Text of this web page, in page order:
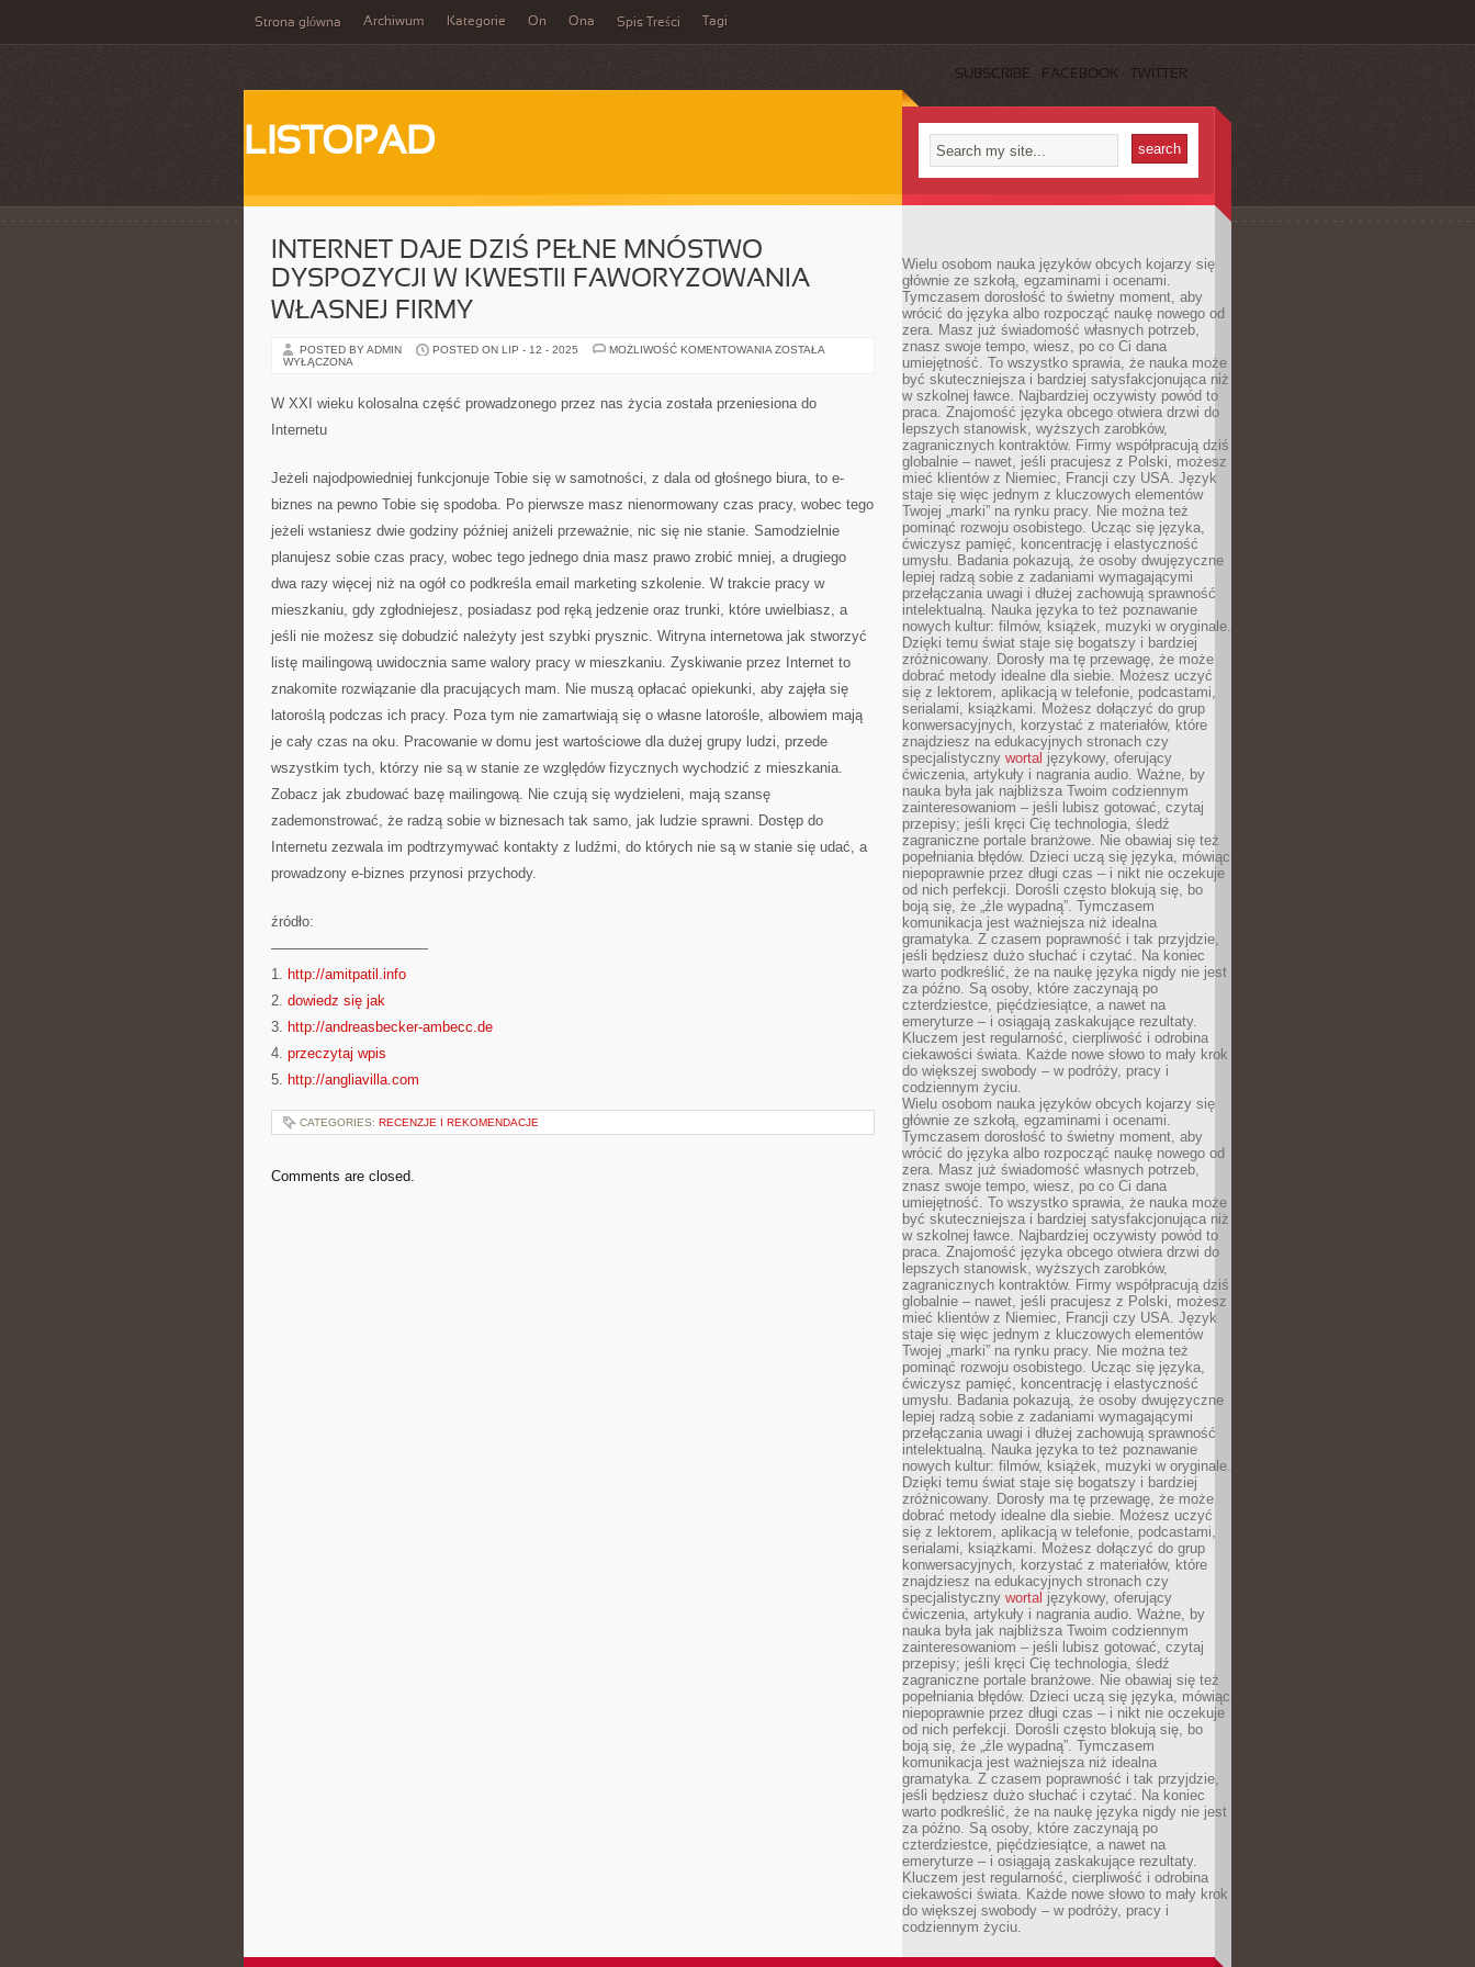
Strona główna Archiwum Kategorie On Ona Spis Treści Tagi
SUBSCRIBE FACEBOOK TWITTER
LISTOPAD
INTERNET DAJE DZIŚ PEŁNE MNÓSTWO
DYSPOZYCJI W KWESTII FAWORYZOWANIA
WŁASNEJ FIRMY
POSTED BY ADMIN POSTED ON LIP - 12 - 2025 MOŻLIWOŚĆ KOMENTOWANIA INTERNET
MNÓSTWO
DYSPOZYCJI
ZOSTAŁA
WYŁĄCZONA
W XXI wieku kolosalna część prowadzonego przez nas życia została przeniesiona do
Internetu
Jeżeli najodpowiedniej funkcjonuje Tobie się w samotności, z dala od głośnego biura, to e-
biznes na pewno Tobie się spodoba. Po pierwsze masz nienormowany czas pracy, wobec tego
jeżeli wstaniesz dwie godziny później aniżeli przeważnie, nic się nie stanie. Samodzielnie
planujesz sobie czas pracy, wobec tego jednego dnia masz prawo zrobić mniej, a drugiego
dwa razy więcej niż na ogół co podkreśla email marketing szkolenie. W trakcie pracy w
mieszkaniu, gdy zgłodniejesz, posiadasz pod ręką jedzenie oraz trunki, które uwielbiasz, a
jeśli nie możesz się dobudzić należyty jest szybki prysznic. Witryna internetowa jak stworzyć
listę mailingową uwidocznia same walory pracy w mieszkaniu. Zyskiwanie przez Internet to
znakomite rozwiązanie dla pracujących mam. Nie muszą opłacać opiekunki, aby zajęła się
latoroślą podczas ich pracy. Poza tym nie zamartwiają się o własne latorośle, albowiem mają
je cały czas na oku. Pracowanie w domu jest wartościowe dla dużej grupy ludzi, przede
wszystkim tych, którzy nie są w stanie ze względów fizycznych wychodzić z mieszkania.
Zobacz jak zbudować bazę mailingową. Nie czują się wydzieleni, mają szansę
zademonstrować, że radzą sobie w biznesach tak samo, jak ludzie sprawni. Dostęp do
Internetu zezwala im podtrzymywać kontakty z ludźmi, do których nie są w stanie się udać, a
prowadzony e-biznes przynosi przychody.
źródło:
———————————
1. http://amitpatil.info
2. dowiedz się jak
3. http://andreasbecker-ambecc.de
4. przeczytaj wpis
5. http://angliavilla.com
CATEGORIES: RECENZJE I REKOMENDACJE
Comments are closed.
Wielu osobom nauka języków obcych kojarzy się
głównie ze szkołą, egzaminami i ocenami.
Tymczasem dorosłość to świetny moment, aby
wrócić do języka albo rozpocząć naukę nowego od
zera. Masz już świadomość własnych potrzeb,
znasz swoje tempo, wiesz, po co Ci dana
umiejętność. To wszystko sprawia, że nauka może
być skuteczniejsza i bardziej satysfakcjonująca niż
w szkolnej ławce. Najbardziej oczywisty powód to
praca. Znajomość języka obcego otwiera drzwi do
lepszych stanowisk, wyższych zarobków,
zagranicznych kontraktów. Firmy współpracują dziś
globalnie – nawet, jeśli pracujesz z Polski, możesz
mieć klientów z Niemiec, Francji czy USA. Język
staje się więc jednym z kluczowych elementów
Twojej „marki” na rynku pracy. Nie można też
pominąć rozwoju osobistego. Ucząc się języka,
ćwiczysz pamięć, koncentrację i elastyczność
umysłu. Badania pokazują, że osoby dwujęzyczne
lepiej radzą sobie z zadaniami wymagającymi
przełączania uwagi i dłużej zachowują sprawność
intelektualną. Nauka języka to też poznawanie
nowych kultur: filmów, książek, muzyki w oryginale.
Dzięki temu świat staje się bogatszy i bardziej
zróżnicowany. Dorosły ma tę przewagę, że może
dobrać metody idealne dla siebie. Możesz uczyć
się z lektorem, aplikacją w telefonie, podcastami,
serialami, książkami. Możesz dołączyć do grup
konwersacyjnych, korzystać z materiałów, które
znajdziesz na edukacyjnych stronach czy
specjalistyczny wortal językowy, oferujący
ćwiczenia, artykuły i nagrania audio. Ważne, by
nauka była jak najbliższa Twoim codziennym
zainteresowaniom – jeśli lubisz gotować, czytaj
przepisy; jeśli kręci Cię technologia, śledź
zagraniczne portale branżowe. Nie obawiaj się też
popełniania błędów. Dzieci uczą się języka, mówiąc
niepoprawnie przez długi czas – i nikt nie oczekuje
od nich perfekcji. Dorośli często blokują się, bo
boją się, że „źle wypadną”. Tymczasem
komunikacja jest ważniejsza niż idealna
gramatyka. Z czasem poprawność i tak przyjdzie,
jeśli będziesz dużo słuchać i czytać. Na koniec
warto podkreślić, że na naukę języka nigdy nie jest
za późno. Są osoby, które zaczynają po
czterdziestce, pięćdziesiątce, a nawet na
emeryturze – i osiągają zaskakujące rezultaty.
Kluczem jest regularność, cierpliwość i odrobina
ciekawości świata. Każde nowe słowo to mały krok
do większej swobody – w podróży, pracy i
codziennym życiu.
Wielu osobom nauka języków obcych kojarzy się
głównie ze szkołą, egzaminami i ocenami.
Tymczasem dorosłość to świetny moment, aby
wrócić do języka albo rozpocząć naukę nowego od
zera. Masz już świadomość własnych potrzeb,
znasz swoje tempo, wiesz, po co Ci dana
umiejętność. To wszystko sprawia, że nauka może
być skuteczniejsza i bardziej satysfakcjonująca niż
w szkolnej ławce. Najbardziej oczywisty powód to
praca. Znajomość języka obcego otwiera drzwi do
lepszych stanowisk, wyższych zarobków,
zagranicznych kontraktów. Firmy współpracują dziś
globalnie – nawet, jeśli pracujesz z Polski, możesz
mieć klientów z Niemiec, Francji czy USA. Język
staje się więc jednym z kluczowych elementów
Twojej „marki” na rynku pracy. Nie można też
pominąć rozwoju osobistego. Ucząc się języka,
ćwiczysz pamięć, koncentrację i elastyczność
umysłu. Badania pokazują, że osoby dwujęzyczne
lepiej radzą sobie z zadaniami wymagającymi
przełączania uwagi i dłużej zachowują sprawność
intelektualną. Nauka języka to też poznawanie
nowych kultur: filmów, książek, muzyki w oryginale.
Dzięki temu świat staje się bogatszy i bardziej
zróżnicowany. Dorosły ma tę przewagę, że może
dobrać metody idealne dla siebie. Możesz uczyć
się z lektorem, aplikacją w telefonie, podcastami,
serialami, książkami. Możesz dołączyć do grup
konwersacyjnych, korzystać z materiałów, które
znajdziesz na edukacyjnych stronach czy
specjalistyczny wortal językowy, oferujący
ćwiczenia, artykuły i nagrania audio. Ważne, by
nauka była jak najbliższa Twoim codziennym
zainteresowaniom – jeśli lubisz gotować, czytaj
przepisy; jeśli kręci Cię technologia, śledź
zagraniczne portale branżowe. Nie obawiaj się też
popełniania błędów. Dzieci uczą się języka, mówiąc
niepoprawnie przez długi czas – i nikt nie oczekuje
od nich perfekcji. Dorośli często blokują się, bo
boją się, że „źle wypadną”. Tymczasem
komunikacja jest ważniejsza niż idealna
gramatyka. Z czasem poprawność i tak przyjdzie,
jeśli będziesz dużo słuchać i czytać. Na koniec
warto podkreślić, że na naukę języka nigdy nie jest
za późno. Są osoby, które zaczynają po
czterdziestce, pięćdziesiątce, a nawet na
emeryturze – i osiągają zaskakujące rezultaty.
Kluczem jest regularność, cierpliwość i odrobina
ciekawości świata. Każde nowe słowo to mały krok
do większej swobody – w podróży, pracy i
codziennym życiu.